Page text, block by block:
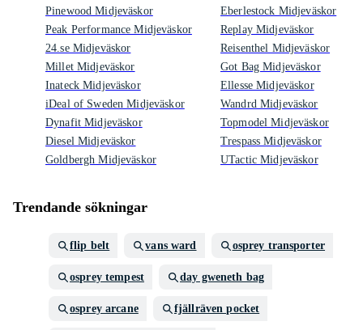
Pinewood Midjeväskor
Peak Performance Midjeväskor
24.se Midjeväskor
Millet Midjeväskor
Inateck Midjeväskor
iDeal of Sweden Midjeväskor
Dynafit Midjeväskor
Diesel Midjeväskor
Goldbergh Midjeväskor
Eberlestock Midjeväskor
Replay Midjeväskor
Reisenthel Midjeväskor
Got Bag Midjeväskor
Ellesse Midjeväskor
Wandrd Midjeväskor
Topmodel Midjeväskor
Trespass Midjeväskor
UTactic Midjeväskor
Trendande sökningar
flip belt vans ward osprey transporter
osprey tempest day gweneth bag
osprey arcane fjällräven pocket